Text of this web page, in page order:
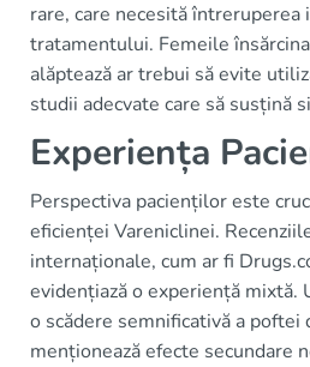
rare, care necesită întreruperea
tratamentului. Femeile
alăptează ar trebui să evite
studii adecvate care să susțină
Experiența
Perspectiva pacienților este
eficienței Vareniclinei.
internaționale, cum ar fi
evidențiază o experiență mixtă.
o scădere semnificativă a
menționează efecte secundare